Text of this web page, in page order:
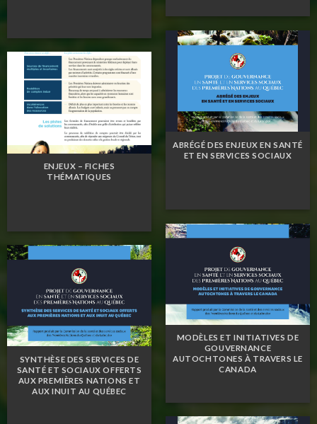
ABRÉGÉ DES ENJEUX EN SANTÉ
ET EN SERVICES SOCIAUX
ENJEUX – FICHES
THÉMATIQUES
MODÈLES ET INITIATIVES DE
GOUVERNANCE
AUTOCHTONES À TRAVERS LE
CANADA
SYNTHÈSE DES SERVICES DE
SANTÉ ET SOCIAUX OFFERTS
AUX PREMIÈRES NATIONS ET
AUX INUIT AU QUÉBEC